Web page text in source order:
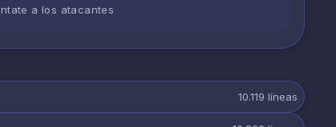
a los atacantes
10.119 líneas